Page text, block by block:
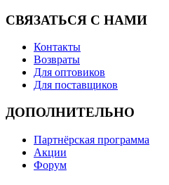
СВЯЗАТЬСЯ С НАМИ
Контакты
Возвраты
Для оптовиков
Для поставщиков
ДОПОЛНИТЕЛЬНО
Партнёрская программа
Акции
Форум